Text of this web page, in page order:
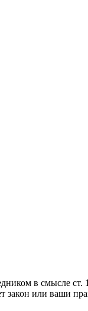
в смысле ст.
закон или ваши